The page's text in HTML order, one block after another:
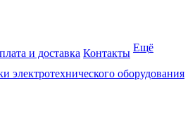
и доставка Контакты Ещё